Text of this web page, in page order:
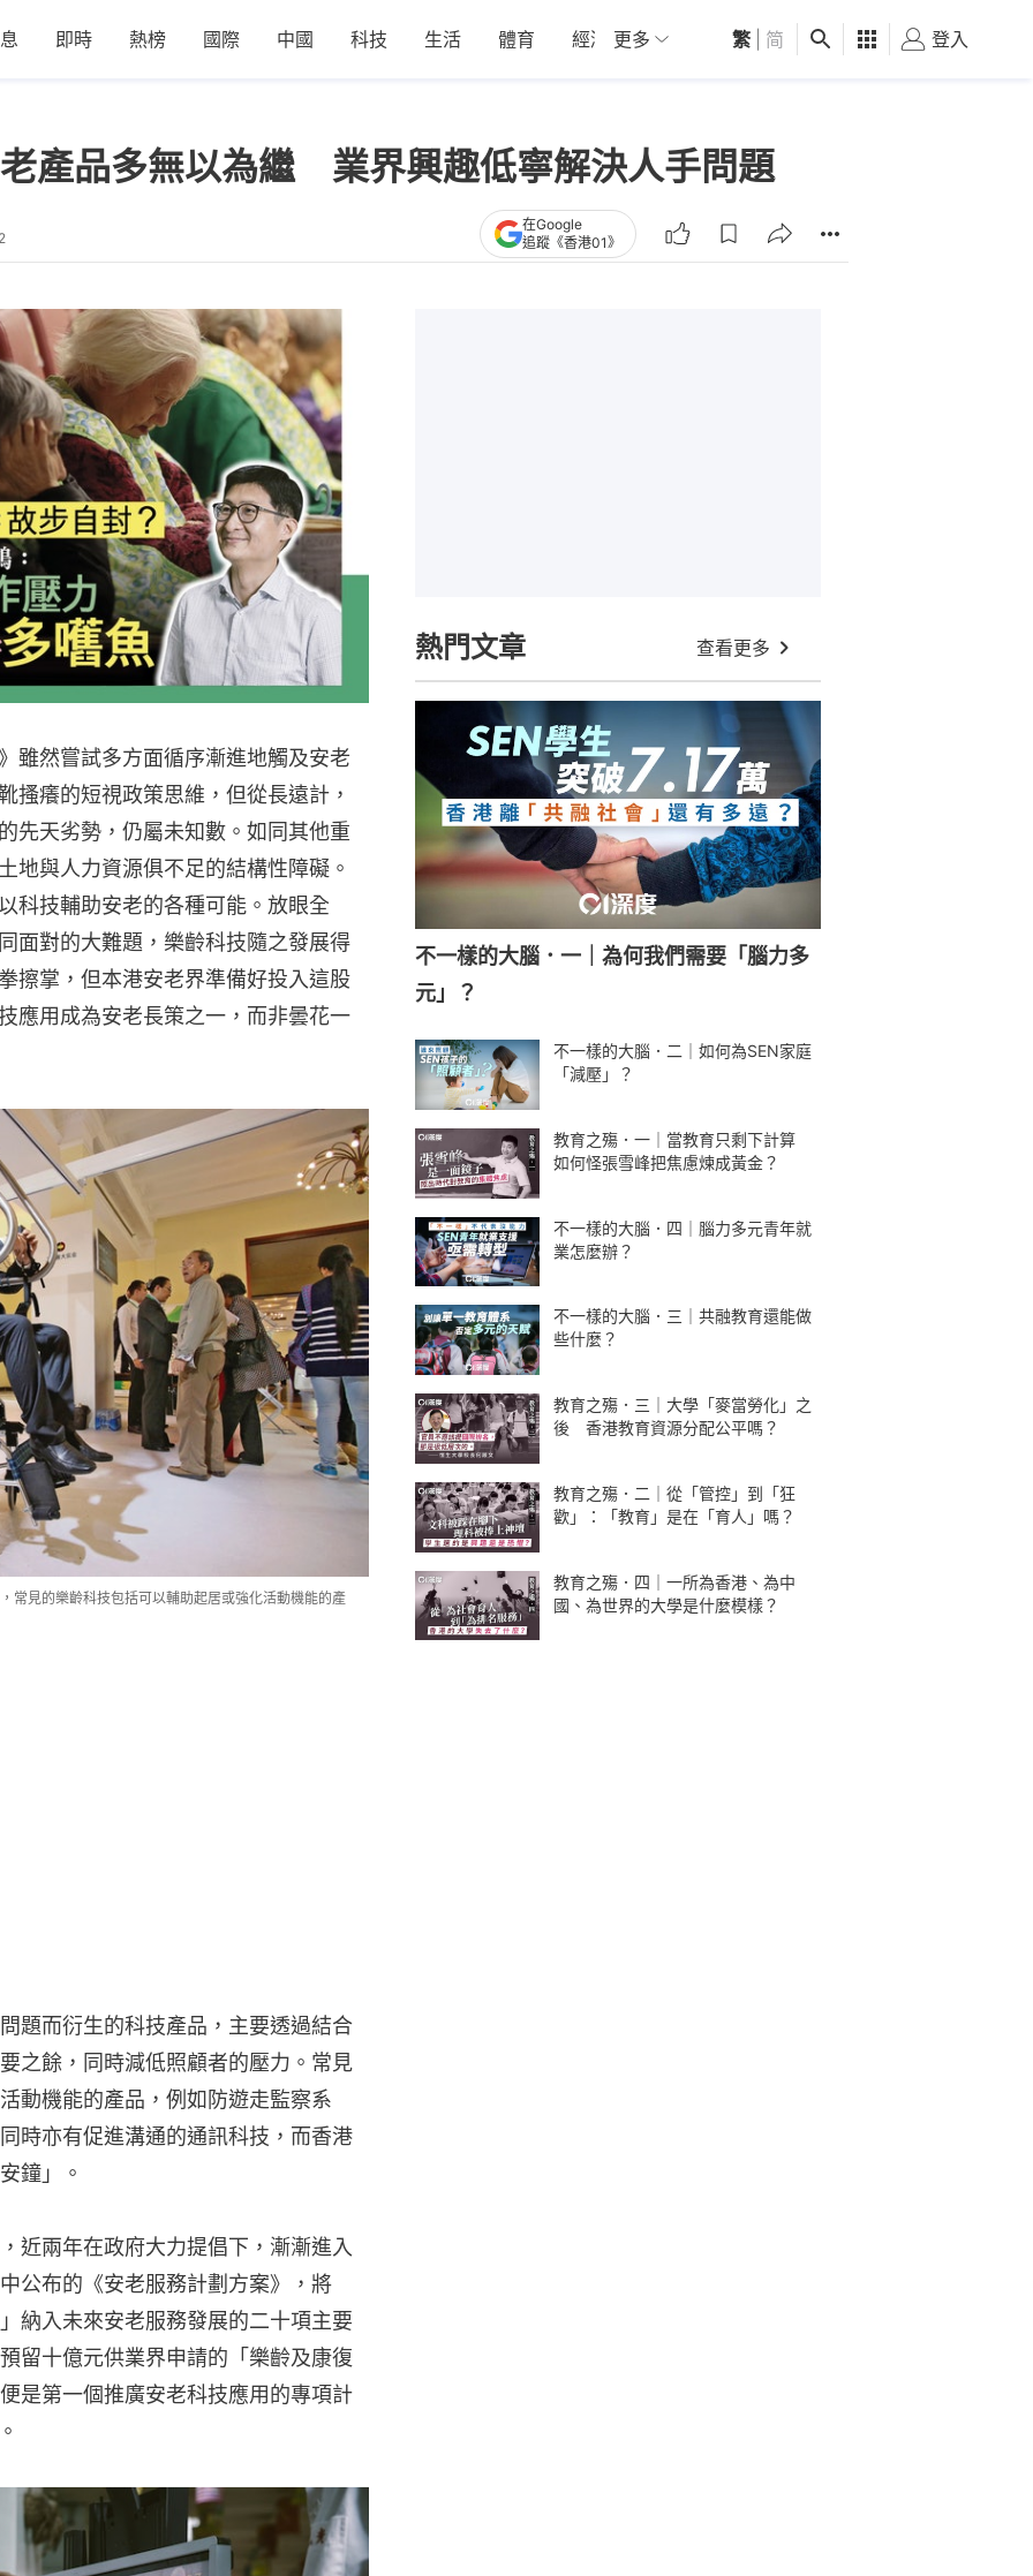
即時 熱榜 國際 中國 科技 生活 體育 經濟 01深圳 觀點 健康 好食玩飛
更多 繁 简 登入
產品多無以為繼 業界興趣低寧解決人手問題
在Google
追蹤《香港01》
雖然嘗試多方面循序漸進地觸及安老
搔癢的短視政策思維，但從長遠計，
先天劣勢，仍屬未知數。如同其他重
地與人力資源俱不足的結構性障礙。
科技輔助安老的各種可能。放眼全
面對的大難題，樂齡科技隨之發展得
擦掌，但本港安老界準備好投入這股
應用成為安老長策之一，而非曇花一
常見的樂齡科技包括可以輔助起居或強化活動機能的產
題而衍生的科技產品，主要透過結合
之餘，同時減低照顧者的壓力。常見
動機能的產品，例如防遊走監察系
時亦有促進溝通的通訊科技，而香港
鐘」。
近兩年在政府大力提倡下，漸漸進入
公布的《安老服務計劃方案》，將
納入未來安老服務發展的二十項主要
留十億元供業界申請的「樂齡及康復
是第一個推廣安老科技應用的專項計
熱門文章 查看更多
不一樣的大腦．一｜為何我們需要「腦力多
元」？
不一樣的大腦．二｜如何為SEN家庭
「減壓」？
教育之殤．一｜當教育只剩下計算
如何怪張雪峰把焦慮煉成黃金？
不一樣的大腦．四｜腦力多元青年就
業怎麼辦？
不一樣的大腦．三｜共融教育還能做
些什麼？
教育之殤．三｜大學「麥當勞化」之
後 香港教育資源分配公平嗎？
教育之殤．二｜從「管控」到「狂
歡」：「教育」是在「育人」嗎？
教育之殤．四｜一所為香港、為中
國、為世界的大學是什麼模樣？